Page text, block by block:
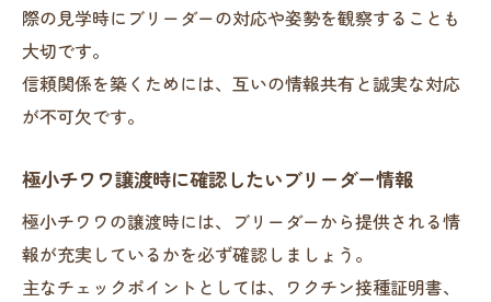
際の見学時にブリーダーの対応や姿勢を観察することも
大切です。
信頼関係を築くためには、互いの情報共有と誠実な対応
が不可欠です。
極小チワワ譲渡時に確認したいブリーダー情報
極小チワワの譲渡時には、ブリーダーから提供される情
報が充実しているかを必ず確認しましょう。
主なチェックポイントとしては、ワクチン接種証明書、